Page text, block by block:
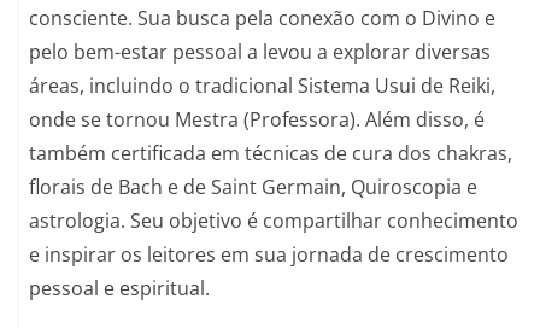
consciente. Sua busca pela conexão com o Divino e
pelo bem-estar pessoal a levou a explorar diversas
áreas, incluindo o tradicional Sistema Usui de Reiki,
onde se tornou Mestra (Professora). Além disso, é
também certificada em técnicas de cura dos chakras,
florais de Bach e de Saint Germain, Quiroscopia e
astrologia. Seu objetivo é compartilhar conhecimento
e inspirar os leitores em sua jornada de crescimento
pessoal e espiritual.